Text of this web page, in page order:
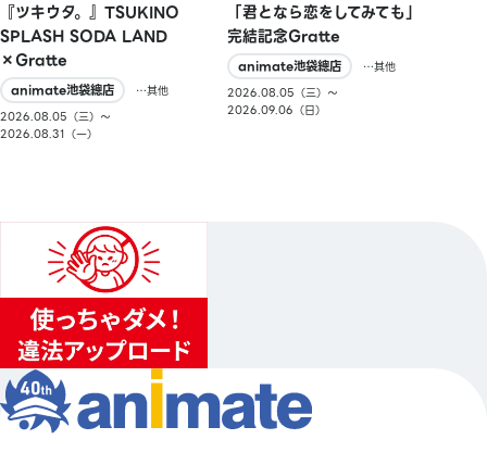
『ツキウタ。』TSUKINO
SPLASH SODA LAND
×Gratte
animate池袋總店
…其他
2026.08.05（三）〜
2026.08.31（一）
「君となら恋をしてみても」
完結記念Gratte
animate池袋總店
…其他
2026.08.05（三）〜
2026.09.06（日）